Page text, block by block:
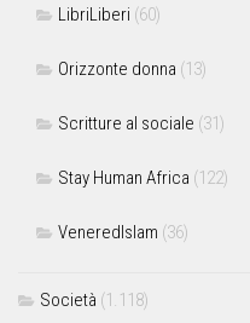
LibriLiberi (60)
Orizzonte donna (13)
Scritture al sociale (31)
Stay Human Africa (122)
VeneredIslam (36)
Società (1.118)